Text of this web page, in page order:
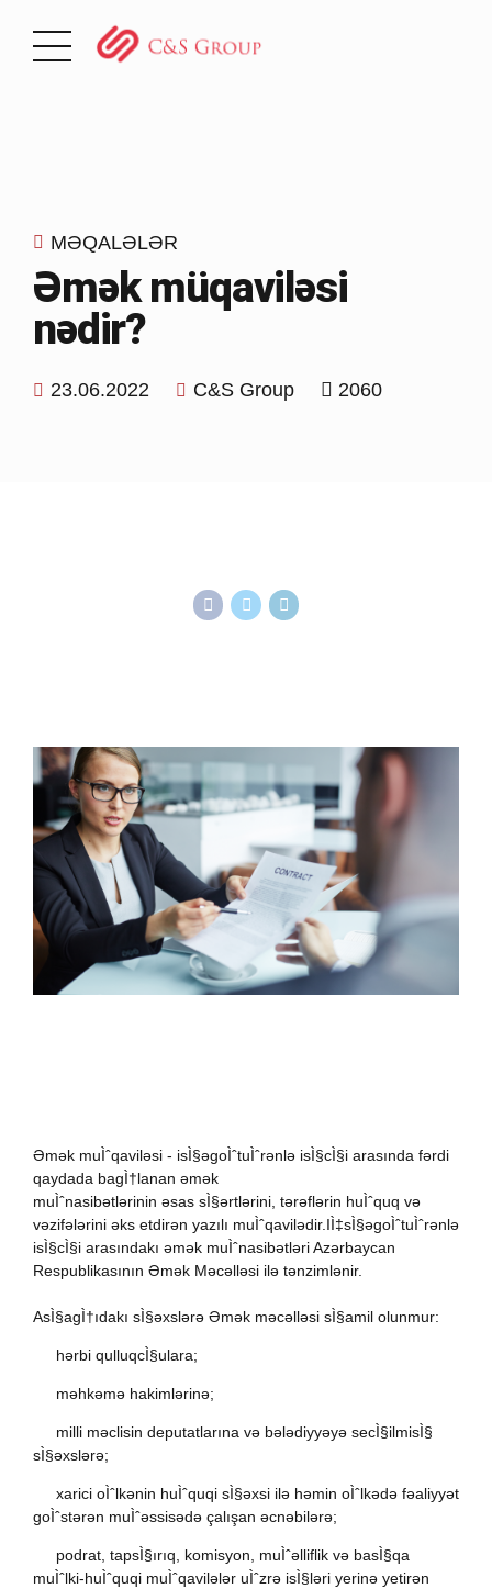
MƏQALƏLƏR
Əmək müqaviləsi
nədir?
23.06.2022 C&S Group 2060
Əmək muÌˆqaviləsi - isÌ§əgoÌˆtuÌˆrənlə isÌ§cÌ§i arasında fərdi
qaydada bagÌ†lanan əmək
muÌˆnasibətlərinin əsas sÌ§ərtlərini, tərəflərin huÌˆquq və
vəzifələrini əks etdirən yazılı muÌˆqavilədir.IÌ‡sÌ§əgoÌˆtuÌˆrənlə
isÌ§cÌ§i arasındakı əmək muÌˆnasibətləri Azərbaycan
Respublikasının Əmək Məcəlləsi ilə tənzimlənir.
AsÌ§agÌ†ıdakı sÌ§əxslərə Əmək məcəlləsi sÌ§amil olunmur:
hərbi qulluqcÌ§ulara;
məhkəmə hakimlərinə;
milli məclisin deputatlarına və bələdiyyəyə secÌ§ilmisÌ§
sÌ§əxslərə;
xarici oÌˆlkənin huÌˆquqi sÌ§əxsi ilə həmin oÌˆlkədə fəaliyyət
goÌˆstərən muÌˆəssisədə çalışan əcnəbilərə;
podrat, tapsÌ§ırıq, komisyon, muÌˆəlliflik və basÌ§qa
muÌˆlki-huÌˆquqi muÌˆqavilələr uÌˆzrə isÌ§ləri yerinə yetirən